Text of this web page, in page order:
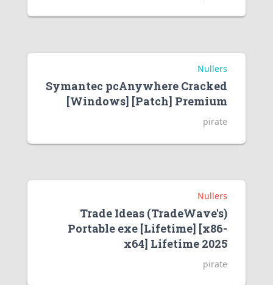
Nullers
Symantec pcAnywhere Cracked
[Windows] [Patch] Premium
Nullers
Trade Ideas (TradeWave's)
Portable exe [Lifetime] [x86-
x64] Lifetime 2025